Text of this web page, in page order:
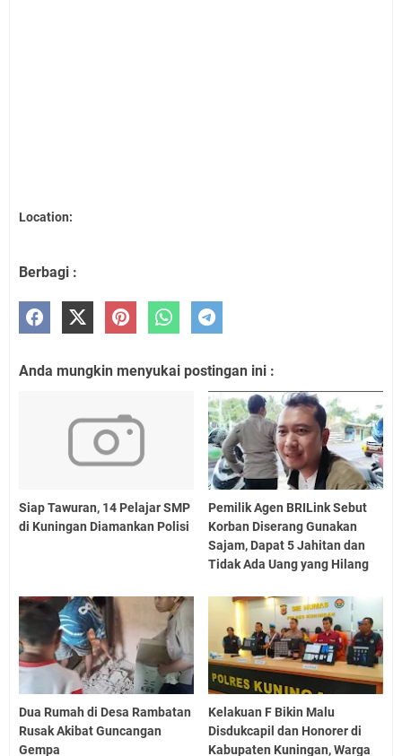
Location:
Berbagi :
Anda mungkin menyukai postingan ini :
Siap Tawuran, 14 Pelajar SMP
di Kuningan Diamankan Polisi
Pemilik Agen BRILink Sebut
Korban Diserang Gunakan
Sajam, Dapat 5 Jahitan dan
Tidak Ada Uang yang Hilang
Dua Rumah di Desa Rambatan
Rusak Akibat Guncangan
Gempa
Kelakuan F Bikin Malu
Disdukcapil dan Honorer di
Kabupaten Kuningan, Warga